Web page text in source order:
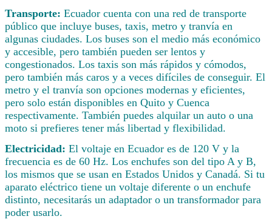
Transporte: Ecuador cuenta con una red de transporte
público que incluye buses, taxis, metro y tranvía en
algunas ciudades. Los buses son el medio más económico
y accesible, pero también pueden ser lentos y
congestionados. Los taxis son más rápidos y cómodos,
pero también más caros y a veces difíciles de conseguir. El
metro y el tranvía son opciones modernas y eficientes,
pero solo están disponibles en Quito y Cuenca
respectivamente. También puedes alquilar un auto o una
moto si prefieres tener más libertad y flexibilidad.
Electricidad: El voltaje en Ecuador es de 120 V y la
frecuencia es de 60 Hz. Los enchufes son del tipo A y B,
los mismos que se usan en Estados Unidos y Canadá. Si tu
aparato eléctrico tiene un voltaje diferente o un enchufe
distinto, necesitarás un adaptador o un transformador para
poder usarlo.